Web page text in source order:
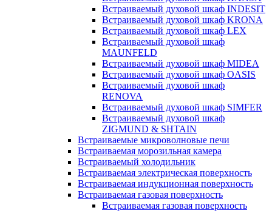
Встраиваемый духовой шкаф INDESIT
Встраиваемый духовой шкаф KRONA
Встраиваемый духовой шкаф LEX
Встраиваемый духовой шкаф
MAUNFELD
Встраиваемый духовой шкаф MIDEA
Встраиваемый духовой шкаф OASIS
Встраиваемый духовой шкаф
RENOVA
Встраиваемый духовой шкаф SIMFER
Встраиваемый духовой шкаф
ZIGMUND & SHTAIN
Встраиваемые микроволновые печи
Встраиваемая морозильная камера
Встраиваемый холодильник
Встраиваемая электрическая поверхность
Встраиваемая индукционная поверхность
Встраиваемая газовая поверхность
Встраиваемая газовая поверхность